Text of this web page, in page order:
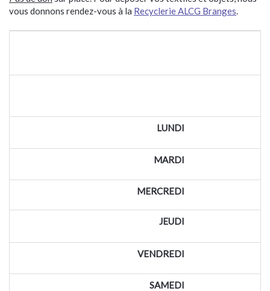
vous donnons rendez-vous à la Recyclerie ALCG Branges.
LUNDI
MARDI
MERCREDI
JEUDI
VENDREDI
SAMEDI